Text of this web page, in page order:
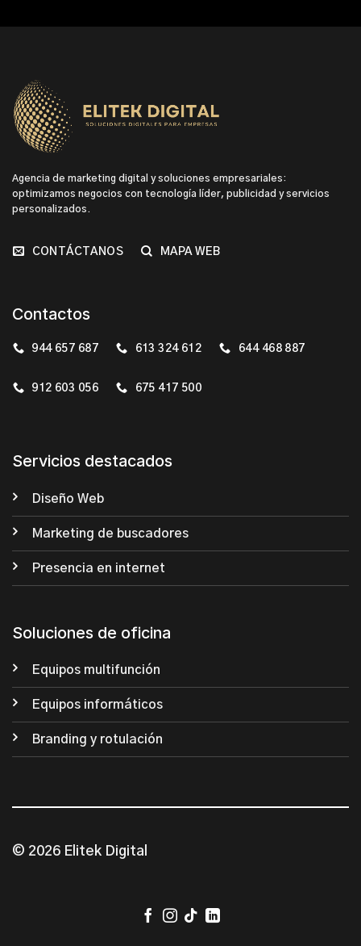
Agencia de marketing digital y soluciones empresariales:
optimizamos negocios con tecnología líder, publicidad y servicios
personalizados.
CONTÁCTANOS MAPA WEB
Contactos
944 657 687 613 324 612 644 468 887
912 603 056 675 417 500
Servicios destacados
Diseño Web
Marketing de buscadores
Presencia en internet
Soluciones de oficina
Equipos multifunción
Equipos informáticos
Branding y rotulación
© 2026 Elitek Digital